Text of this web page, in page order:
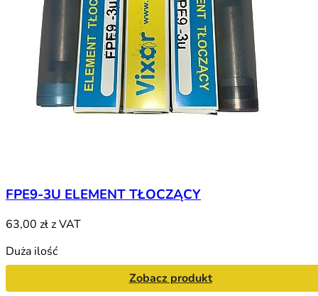
FPE9-3U ELEMENT TŁOCZĄCY
63,00 złz VAT
Duża ilość
Zobacz produkt